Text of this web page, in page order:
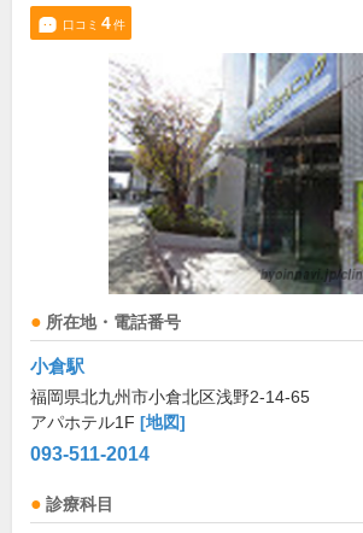
口コミ 4件
所在地・電話番号
小倉駅
福岡県北九州市小倉北区浅野2-14-65
アパホテル1F [地図]
093-511-2014
診療科目